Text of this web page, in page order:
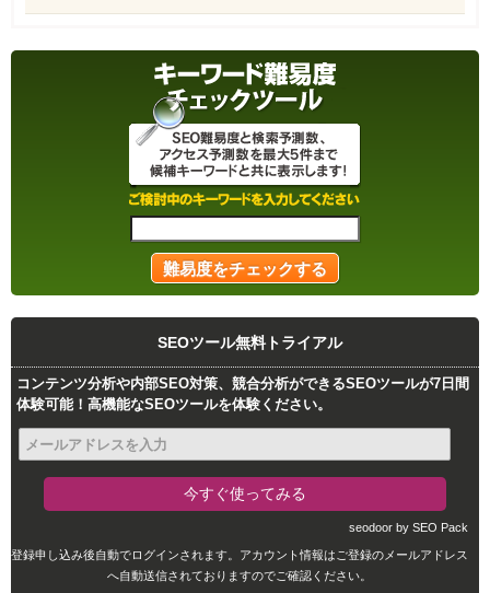
SEOツール無料トライアル
コンテンツ分析や内部SEO対策、競合分析ができるSEOツールが7日間
体験可能！高機能なSEOツールを体験ください。
seodoor by SEO Pack
登録申し込み後自動でログインされます。アカウント情報はご登録のメールアドレス
へ自動送信されておりますのでご確認ください。